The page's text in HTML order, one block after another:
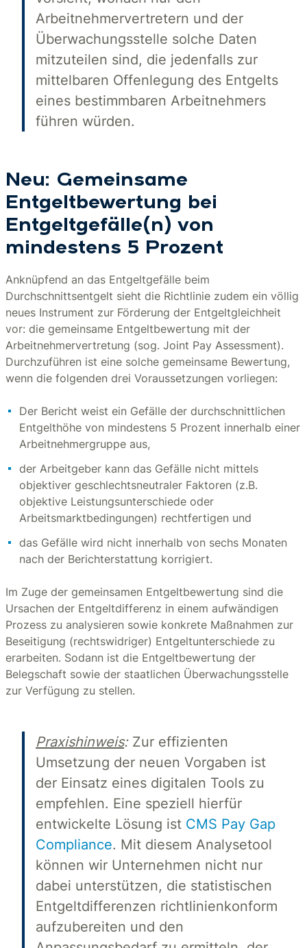
Arbeitnehmervertretern und der
Überwachungsstelle solche Daten
mitzuteilen sind, die jedenfalls zur
mittelbaren Offenlegung des Entgelts
eines bestimmbaren Arbeitnehmers
führen würden.
Neu: Gemeinsame
Entgeltbewertung bei
Entgeltgefälle(n) von
mindestens 5 Prozent
Anknüpfend an das Entgeltgefälle beim
Durchschnittsentgelt sieht die Richtlinie zudem ein völlig
neues Instrument zur Förderung der Entgeltgleichheit
vor: die gemeinsame Entgeltbewertung mit der
Arbeitnehmervertretung (sog. Joint Pay Assessment).
Durchzuführen ist eine solche gemeinsame Bewertung,
wenn die folgenden drei Voraussetzungen vorliegen:
Der Bericht weist ein Gefälle der durchschnittlichen
Entgelthöhe von mindestens 5 Prozent innerhalb einer
Arbeitnehmergruppe aus,
der Arbeitgeber kann das Gefälle nicht mittels
objektiver geschlechtsneutraler Faktoren (z.B.
objektive Leistungsunterschiede oder
Arbeitsmarktbedingungen) rechtfertigen und
das Gefälle wird nicht innerhalb von sechs Monaten
nach der Berichterstattung korrigiert.
Im Zuge der gemeinsamen Entgeltbewertung sind die
Ursachen der Entgeltdifferenz in einem aufwändigen
Prozess zu analysieren sowie konkrete Maßnahmen zur
Beseitigung (rechtswidriger) Entgeltunterschiede zu
erarbeiten. Sodann ist die Entgeltbewertung der
Belegschaft sowie der staatlichen Überwachungsstelle
zur Verfügung zu stellen.
Praxishinweis:Zur effizienten
Umsetzung der neuen Vorgaben ist
der Einsatz eines digitalen Tools zu
empfehlen. Eine speziell hierfür
entwickelte Lösung ist CMS Pay Gap
Compliance. Mit diesem Analysetool
können wir Unternehmen nicht nur
dabei unterstützen, die statistischen
Entgeltdifferenzen richtlinienkonform
aufzubereiten und den